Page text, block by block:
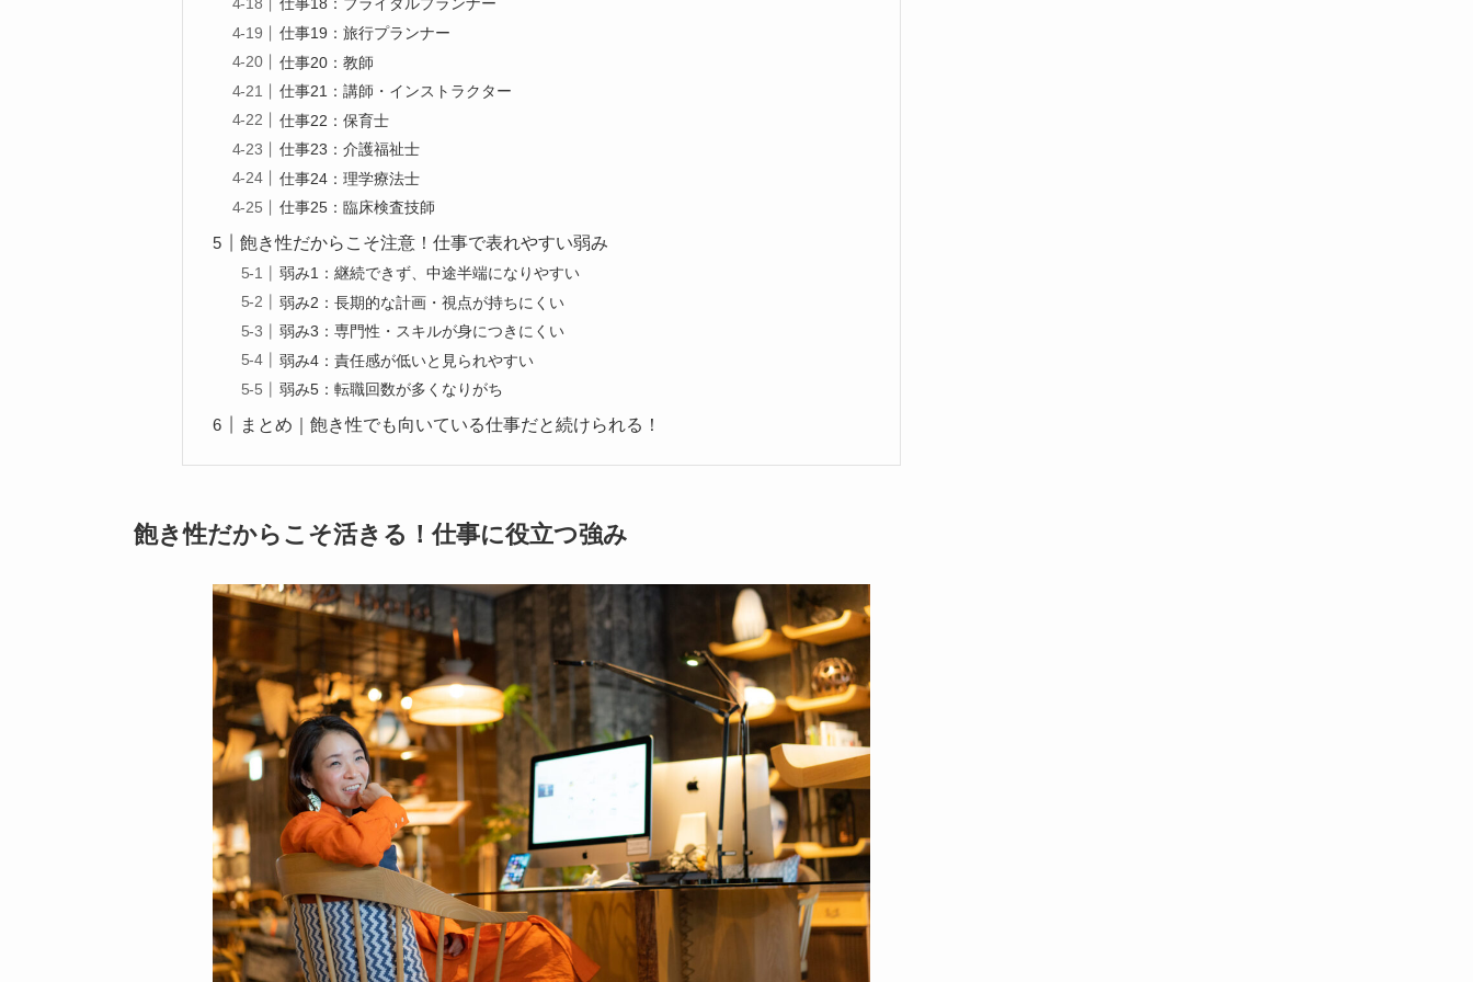
仕事18：ブライダルプランナー
仕事19：旅行プランナー
仕事20：教師
仕事21：講師・インストラクター
仕事22：保育士
仕事23：介護福祉士
仕事24：理学療法士
仕事25：臨床検査技師
飽き性だからこそ注意！仕事で表れやすい弱み
弱み1：継続できず、中途半端になりやすい
弱み2：長期的な計画・視点が持ちにくい
弱み3：専門性・スキルが身につきにくい
弱み4：責任感が低いと見られやすい
弱み5：転職回数が多くなりがち
まとめ｜飽き性でも向いている仕事だと続けられる！
飽き性だからこそ活きる！仕事に役立つ強み